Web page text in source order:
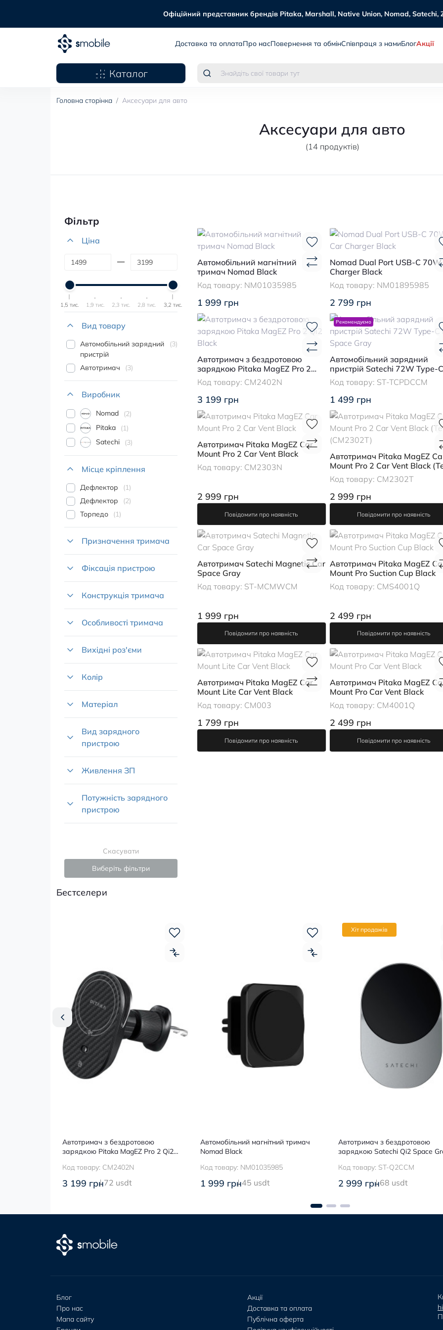
Офіційний представник брендів Pitaka, Marshall, Native Union, Nomad, Satechi,
Доставка та оплатаПро насПовернення та обмінСпівпраця з намиБлогАкції
Каталог
Головна сторінка Аксесуари для авто
Аксесуари для авто
(14 продуктів)
Фільтр
Ціна
1,5 тис. 1,9 тис. 2,3 тис. 2,8 тис. 3,2 тис.
Вид товару
Автомобільний зарядний
пристрій
3
Автотримач 3
Виробник
Nomad
2
Pitaka
1
Satechi
3
Місце кріплення
Дефлектор
1
Дефлектор
2
Торпедо
1
Призначення тримача
Фіксація пристрою
Конструкція тримача
Особливості тримача
Вихідні роз'єми
Колір
Матеріал
Вид зарядного
пристрою
Живлення ЗП
Потужність зарядного
пристрою
Скасувати
Виберіть фільтри
Автомобільний магнітний
тримач Nomad Black
Код товару: NM01035985
1 999 грн
Nomad Dual Port USB-C
Charger Black
Код товару: NM01895985
2 799 грн
Автотримач з бездротовою
зарядкою Pitaka MagEZ Pro 2
Qi2 Black
Код товару: CM2402N
3 199 грн
Рекомендуємо
Автомобільний зарядний
пристрій Satechi 72W Type-
Space Gray
Код товару: ST-TCPDCCM
1 499 грн
Автотримач Pitaka MagEZ Car
Mount Pro 2 Car Vent Black
Код товару: CM2303N
2 999 грн
Повідомити про наявність
Автотримач Pitaka MagEZ
Mount Pro 2 Car Vent Black
(CM2302T)
Код товару: CM2302T
2 999 грн
Повідомити про наявність
Автотримач Satechi Magnetiс Car
Space Gray
Код товару: ST-MCMWCM
1 999 грн
Повідомити про наявність
Автотримач Pitaka MagEZ
Mount Pro Suction Cup Black
Код товару: CMS4001Q
2 499 грн
Повідомити про наявність
Автотримач Pitaka MagEZ Car
Mount Lite Car Vent Black
Код товару: CM003
1 799 грн
Повідомити про наявність
Автотримач Pitaka MagEZ
Mount Pro Car Vent Black
Код товару: CM4001Q
2 499 грн
Повідомити про наявність
Бестселери
Автотримач з бездротовою
зарядкою Pitaka MagEZ Pro 2 Qi2
Код товару: CM2402N
3 199 грн72 usdt
Автомобільний магнітний тримач
Nomad Black
Код товару: NM01035985
1 999 грн45 usdt
Хіт продажів
Автотримач з бездротовою
зарядкою Satechi Qi2 Space
Код товару: ST-Q2CCM
2 999 грн68 usdt
Блог
Про нас
Мапа сайту
Акції
Доставка та оплата
Публічна оферта